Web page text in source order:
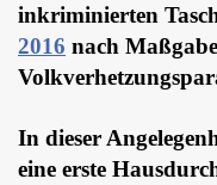
inkriminierten
2016 nach
In dieser
eine erste